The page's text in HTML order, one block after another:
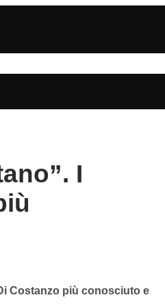
I
Costanzo più conosciuto e